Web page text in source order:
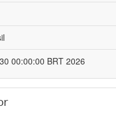
00:00:00 BRT 2026